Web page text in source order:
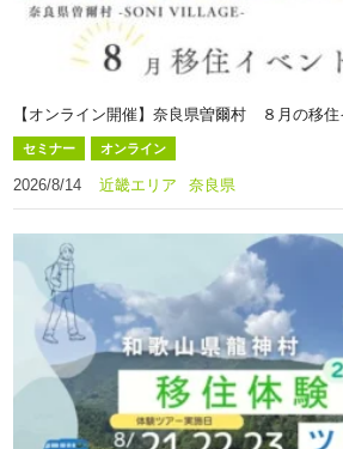
【オンライン開催】奈良県曽爾村 ８月の移住
セミナー オンライン
2026/8/14 近畿エリア 奈良県